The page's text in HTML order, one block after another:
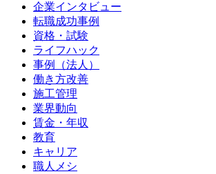
企業インタビュー
転職成功事例
資格・試験
ライフハック
事例（法人）
働き方改善
施工管理
業界動向
賃金・年収
教育
キャリア
職人メシ